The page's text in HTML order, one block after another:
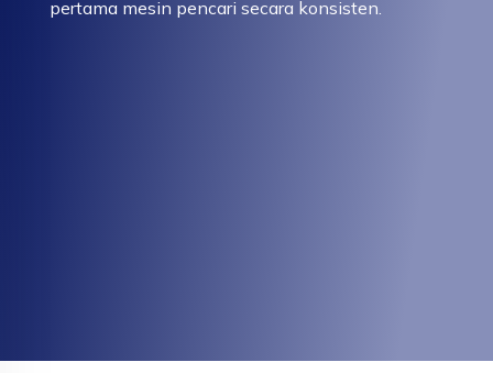
pertama mesin pencari secara konsisten.